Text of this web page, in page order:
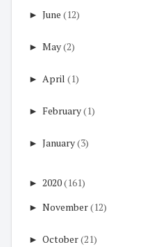
► June (12)
► May(2)
► April (1)
► February(1)
► January(3)
► 2020(161)
► November(12)
► October(21)